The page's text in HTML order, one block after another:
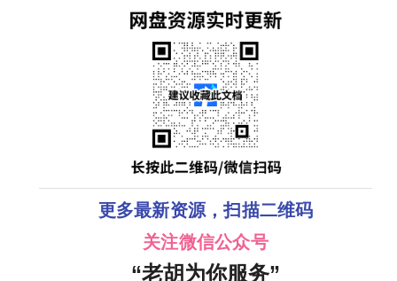
更多最新资源，扫描二维码
关注微信公众号
“老胡为你服务”